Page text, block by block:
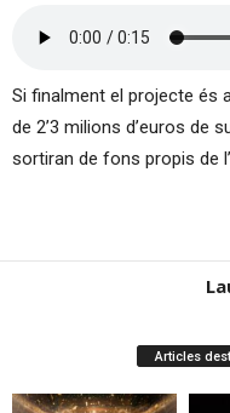
Si finalment el projecte és
de 2’3 milions d’euros de
sortiran de fons propis de
Articles